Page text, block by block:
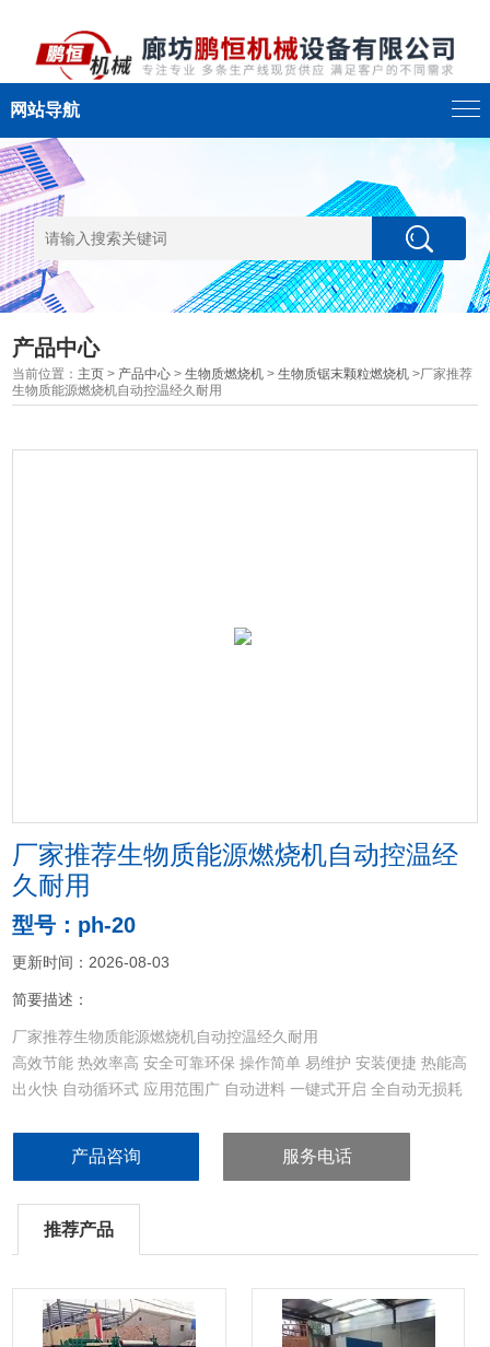
网站导航
产品中心
当前位置： 主页 > 产品中心 >生物质燃烧机 >生物质锯末颗粒燃烧机 >厂家推荐
生物质能源燃烧机自动控温经久耐用
厂家推荐生物质能源燃烧机自动控温经
久耐用
型号：ph-20
更新时间：2026-08-03
简要描述：
厂家推荐生物质能源燃烧机自动控温经久耐用
高效节能 热效率高 安全可靠环保 操作简单 易维护 安装便捷 热能高
出火快 自动循环式 应用范围广 自动进料 一键式开启 全自动无损耗
产品咨询 服务电话
推荐产品